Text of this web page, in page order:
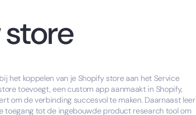
het koppelen van je Shopify store aan het Service
toevoegt, een custom app aanmaakt in Shopify,
om de verbinding succesvol te maken. Daarnaast leer
toegang tot de ingebouwde product research tool om